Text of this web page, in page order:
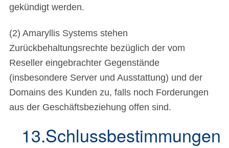
gekündigt werden.
(2) Amaryllis Systems stehen
Zurückbehaltungsrechte bezüglich der vom
Reseller eingebrachter Gegenstände
(insbesondere Server und Ausstattung) und der
Domains des Kunden zu, falls noch Forderungen
aus der Geschäftsbeziehung offen sind.
13.Schlussbestimmungen